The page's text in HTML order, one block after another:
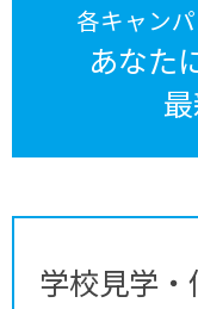
各キャン
あなた
学校見学